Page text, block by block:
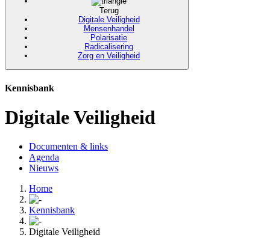
Terug
Digitale Veiligheid
Mensenhandel
Polarisatie
Radicalisering
Zorg en Veiligheid
Kennisbank
Digitale Veiligheid
Documenten & links
Agenda
Nieuws
Home
Kennisbank
Digitale Veiligheid